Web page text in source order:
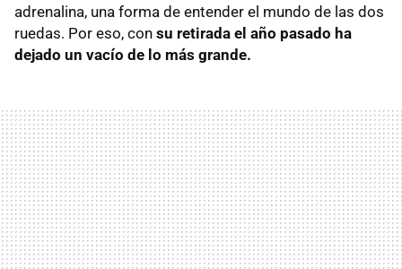
adrenalina, una forma de entender el mundo de las dos
ruedas. Por eso, con su retirada el año pasado ha
dejado un vacío de lo más grande.